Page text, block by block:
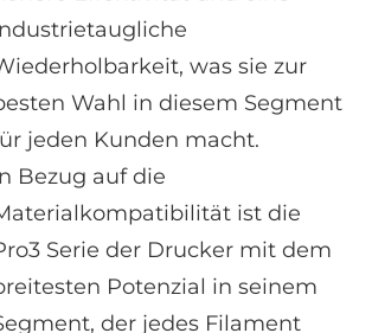
was sie zur
Wahl in diesem Segment
jeden Kunden macht.
Bezug auf die
ist die
Serie der Drucker mit dem
Potenzial in seinem
der jedes Filament